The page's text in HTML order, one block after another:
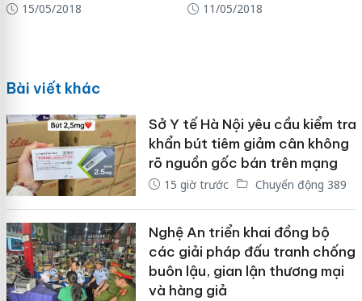
15/05/2018
11/05/2018
Bài viết khác
Sở Y tế Hà Nội yêu cầu kiểm tra
khẩn bút tiêm giảm cân không
rõ nguồn gốc bán trên mạng
15 giờ trước Chuyển động 389
Nghệ An triển khai đồng bộ
các giải pháp đấu tranh chống
buôn lậu, gian lận thương mại
và hàng giả